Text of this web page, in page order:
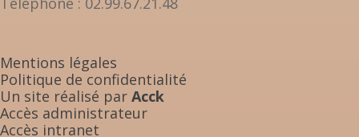
Mentions légales
Politique de confidentialité
Un site réalisé par Acck
Accès administrateur
Accès intranet